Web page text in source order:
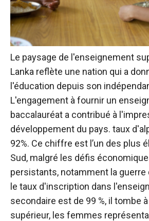
Le paysage de l'enseignement
Lanka reflète une nation qui a
l'éducation depuis son
L'engagement à fournir un
baccalauréat a contribué à
développement du pays. taux
92%. Ce chiffre est l’un des plus
Sud, malgré les défis
persistants, notamment la guerre
le taux d'inscription dans
secondaire est de 99 %, il tombe
supérieur, les femmes